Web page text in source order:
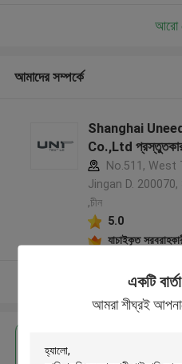
একটি
আমরা শীঘ্রই
আরো
আমাদের সম্পর্কে
Shanghai
Co.,Ltd
No.511, West
Jingan D. 200070,
,চীন
5.0
যাচাইকৃত
আরো